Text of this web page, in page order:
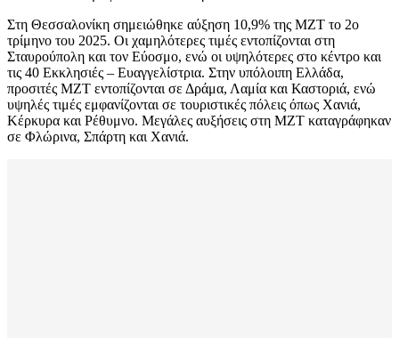
Στη Θεσσαλονίκη σημειώθηκε αύξηση 10,9% της ΜΖΤ το 2ο
τρίμηνο του 2025. Οι χαμηλότερες τιμές εντοπίζονται στη
Σταυρούπολη και τον Εύοσμο, ενώ οι υψηλότερες στο κέντρο και
τις 40 Εκκλησιές – Ευαγγελίστρια. Στην υπόλοιπη Ελλάδα,
προσιτές ΜΖΤ εντοπίζονται σε Δράμα, Λαμία και Καστοριά, ενώ
υψηλές τιμές εμφανίζονται σε τουριστικές πόλεις όπως Χανιά,
Κέρκυρα και Ρέθυμνο. Μεγάλες αυξήσεις στη ΜΖΤ καταγράφηκαν
σε Φλώρινα, Σπάρτη και Χανιά.